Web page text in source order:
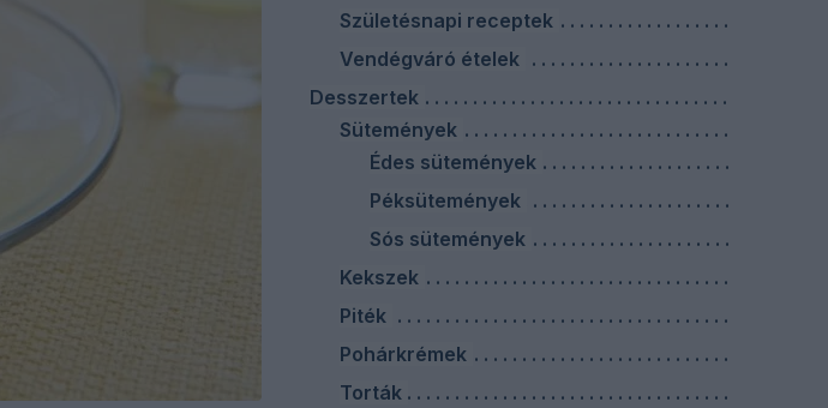
Születésnapi receptek
Vendégváró ételek
Desszertek
Sütemények
Édes sütemények
Péksütemények
Sós sütemények
Kekszek
Piték
Pohárkrémek
Torták